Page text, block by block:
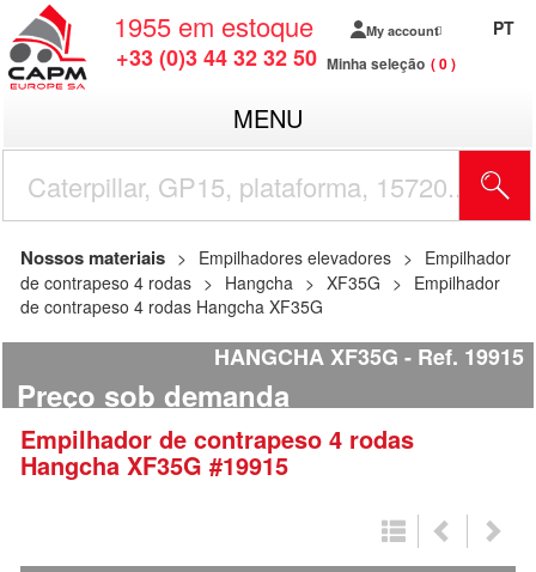
1955 em estoque
+33 (0)3 44 32 32 50
My account
Minha seleção 0
PT
MENU
Nossos materiais Empilhadores elevadores
Empilhador
de contrapeso 4 rodas
Hangcha XF35G
Empilhador
de contrapeso 4 rodas Hangcha XF35G
HANGCHA XF35G Ref. 19915
Preço sob demanda
Empilhador de contrapeso 4 rodas
Hangcha XF35G #19915